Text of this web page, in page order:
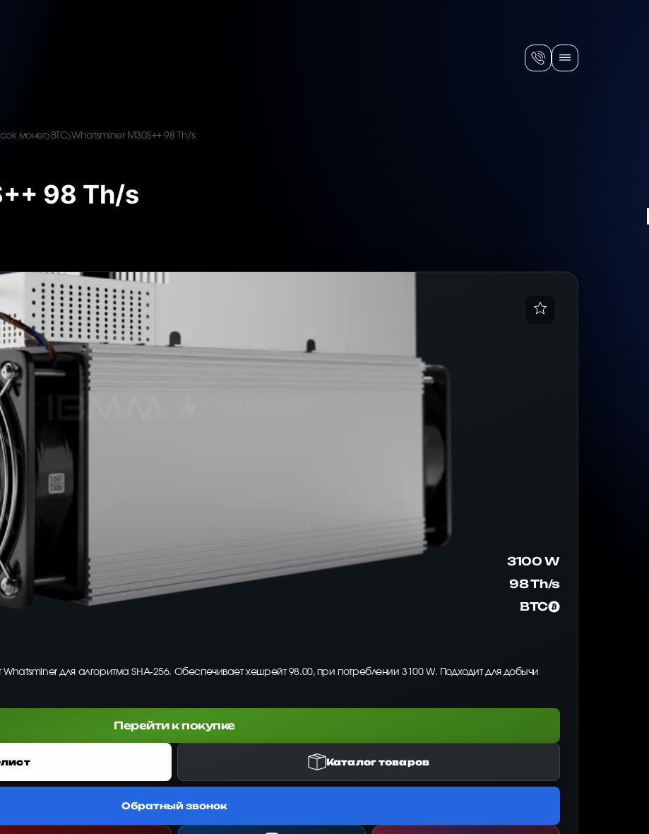
монет BTC Whatsminer M30S++ 98 Th/s
98 Th/s
3100 W
98 Th/s
BTC
для алгоритма SHA-256. Обеспечивает хешрейт 98.00, при потреблении 3100 W. Подходит для добычи
Перейти к покупке
Каталог товаров
Обратный звонок